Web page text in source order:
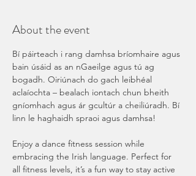
About the event
Bí páirteach i rang damhsa bríomhaire agus
bain úsáid as an nGaeilge agus tú ag
bogadh. Oiriúnach do gach leibhéal
aclaíochta – bealach iontach chun bheith
gníomhach agus ár gcultúr a cheiliúradh. Bí
linn le haghaidh spraoi agus damhsa!
Enjoy a dance fitness session while
embracing the Irish language. Perfect for
all fitness levels, it’s a fun way to stay active